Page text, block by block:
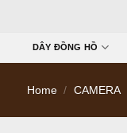
DÂY ĐỒNG HỒ
Home / CAMERA